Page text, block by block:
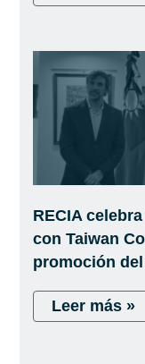
RECIA
con Taiwan
promoción
Leer más »